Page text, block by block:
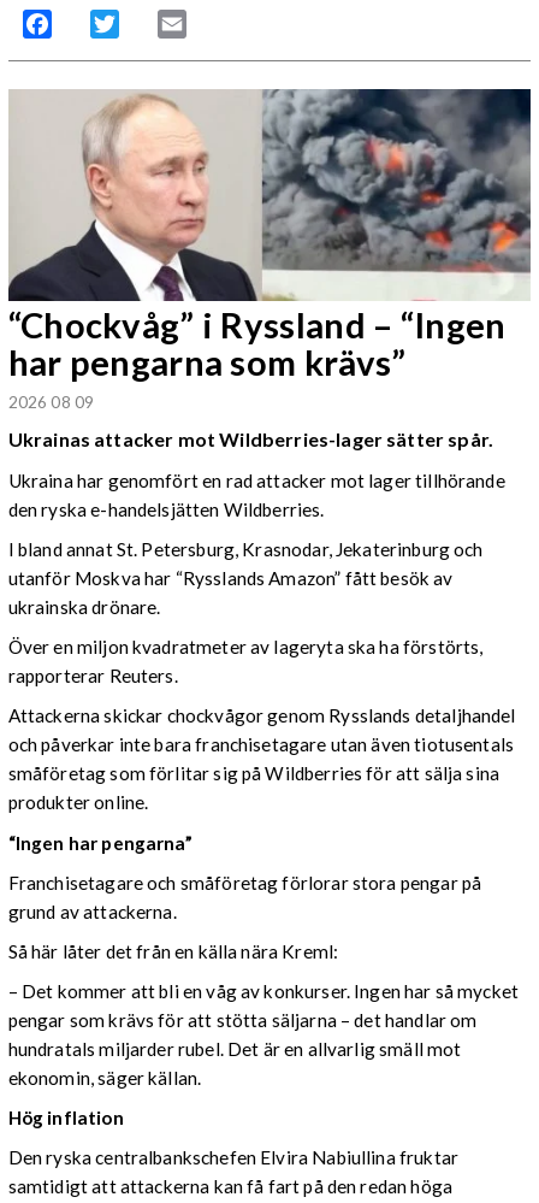
Facebook Twitter
“Chockvåg” i Ryssland – “Ingen
har pengarna som krävs”
2026 08 09
Ukrainas attacker mot Wildberries-lager sätter spår.
Ukraina har genomfört en rad attacker mot lager tillhörande
den ryska e-handelsjätten Wildberries.
I bland annat St. Petersburg, Krasnodar, Jekaterinburg och
utanför Moskva har “Rysslands Amazon” fått besök av
ukrainska drönare.
Över en miljon kvadratmeter av lageryta ska ha förstörts,
rapporterar Reuters.
Attackerna skickar chockvågor genom Rysslands detaljhandel
och påverkar inte bara franchisetagare utan även tiotusentals
småföretag som förlitar sig på Wildberries för att sälja sina
produkter online.
“Ingen har pengarna”
Franchisetagare och småföretag förlorar stora pengar på
grund av attackerna.
Så här låter det från en källa nära Kreml:
– Det kommer att bli en våg av konkurser. Ingen har så mycket
pengar som krävs för att stötta säljarna – det handlar om
hundratals miljarder rubel. Det är en allvarlig smäll mot
ekonomin, säger källan.
Hög inflation
Den ryska centralbankschefen Elvira Nabiullina fruktar
samtidigt att attackerna kan få fart på den redan höga